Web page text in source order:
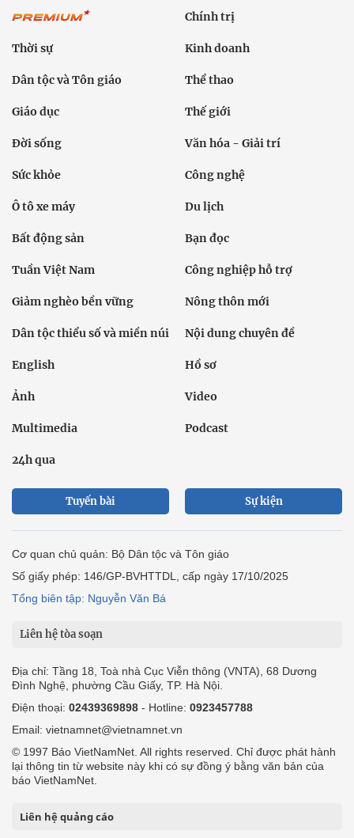
Chính trị
Thời sự Kinh doanh
Dân tộc và Tôn giáo Thể thao
Giáo dục Thế giới
Đời sống Văn hóa - Giải trí
Sức khỏe Công nghệ
Ô tô xe máy Du lịch
Bất động sản Bạn đọc
Tuần Việt Nam Công nghiệp hỗ trợ
Giảm nghèo bền vững Nông thôn mới
Dân tộc thiểu số và miền núi Nội dung chuyên đề
English Hồ sơ
Ảnh Video
Multimedia Podcast
24h qua
Tuyến bài Sự kiện
Cơ quan chủ quản: Bộ Dân tộc và Tôn giáo
Số giấy phép: 146/GP-BVHTTDL, cấp ngày 17/10/2025
Tổng biên tập: Nguyễn Văn Bá
Liên hệ tòa soạn
Địa chỉ: Tầng 18, Toà nhà Cục Viễn thông (VNTA), 68 Dương
Đình Nghệ, phường Cầu Giấy, TP. Hà Nội.
Điện thoại: 02439369898 - Hotline: 0923457788
Email: vietnamnet@vietnamnet.vn
© 1997 Báo VietNamNet. All rights reserved. Chỉ được phát hành
lại thông tin từ website này khi có sự đồng ý bằng văn bản của
báo VietNamNet.
Liên hệ quảng cáo